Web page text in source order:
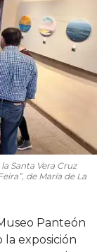
Santa Vera Cruz
de María de La
Panteón
la exposición